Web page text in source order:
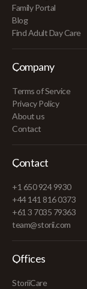
Family Portal
Blog
Find Adult Day Care
Company
Terms of Service
Privacy Policy
About us
Contact
Contact
+1 650 924 9930
+44 141 816 0373
+61 3 7035 79363
team@storii.com
Offices
StoriiCare